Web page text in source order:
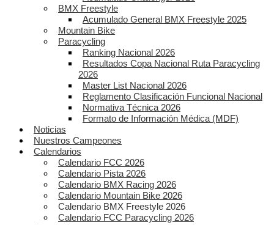
BMX Freestyle
Acumulado General BMX Freestyle 2025
Mountain Bike
Paracycling
Ranking Nacional 2026
Resultados Copa Nacional Ruta Paracycling
2026
Master List Nacional 2026
Reglamento Clasificación Funcional Nacional
Normativa Técnica 2026
Formato de Información Médica (MDF)
Noticias
Nuestros Campeones
Calendarios
Calendario FCC 2026
Calendario Pista 2026
Calendario BMX Racing 2026
Calendario Mountain Bike 2026
Calendario BMX Freestyle 2026
Calendario FCC Paracycling 2026